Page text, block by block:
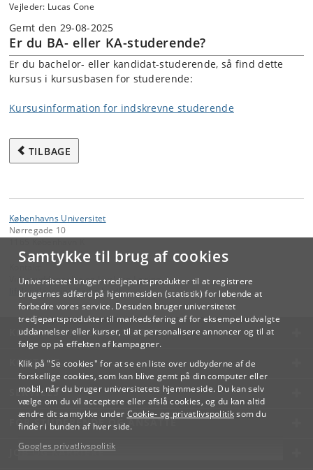
Samtykke til brug af cookies
Universitetet bruger tredjepartsprodukter til at registrere
brugernes adfærd på hjemmesiden (statistik) for løbende at
forbedre vores service. Desuden bruger universitetet
tredjepartsprodukter til markedsføring af for eksempel udvalgte
uddannelser eller kurser, til at personalisere annoncer og til at
følge op på effekten af kampagner.
Klik på "Se cookies" for at se en liste over udbyderne af de
forskellige cookies, som kan blive gemt på din computer eller
mobil, når du bruger universitetets hjemmeside. Du kan selv
vælge om du vil acceptere eller afslå cookies, og du kan altid
ændre dit samtykke under Cookie- og privatlivspolitiksom du
finder i bunden af hver side.
Googles privatlivspolitik
Vejleder: Lucas Cone
Gemt den 29-08-2025
Er du BA- eller KA-studerende?
Er du bachelor- eller kandidat-studerende, så find dette
kursus i kursusbasen for studerende:
Kursusinformation for indskrevne studerende
TILBAGE
Københavns Universitet
Nørregade 10
Videreuddannelse og Livslang Læring
lifelonglearning@adm.ku.dk
KØBENHAVNS UNIVERSITET
KONTAKT
SERVICES
FOR STUDERENDE OG ANSATTE
JOB OG KARRIERE